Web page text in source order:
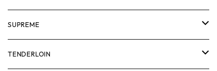
SUPREME
Tシャツ
TENDERLOIN